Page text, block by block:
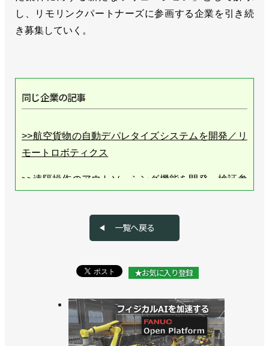
し、リモリンクパートナーズに参画する企業を引き続
き募集していく。
同じ企業の記事
>>航空貨物の自動デパレタイズシステムを開発／リ
モートロボティクス
>>遠隔操作のアウトソーシング機能を開発、検証参
>>フレアオリジナルとパートナー契約を締結／リモ
ートロボティクス
>>東京エレクトロンデバイスとパートナー契約を締
結／リモートロボティクス
>>川崎重工とスターテクノが遠隔ロボットのパート
ナーに／リモートロボティクス
一覧へ戻る
★お気に入り登録